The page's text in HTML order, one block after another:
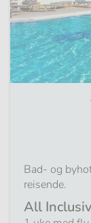
Bad- og
reisende.
All